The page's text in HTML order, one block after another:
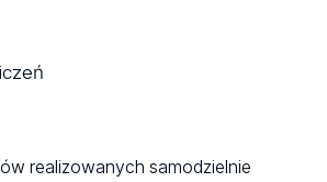
realizowanych samodzielnie